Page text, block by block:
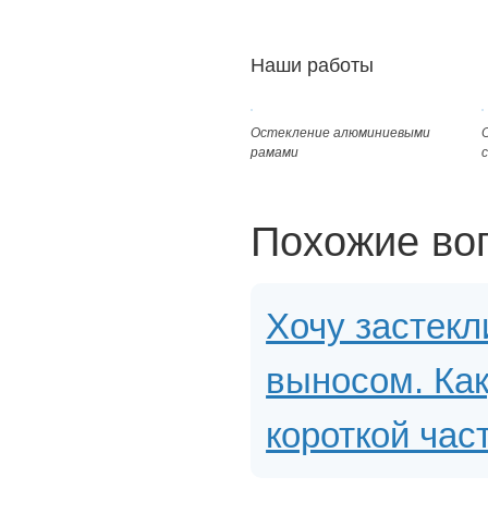
Наши работы
Остекление алюминиевыми
рамами
Похожие
Хочу
выносом.
короткой